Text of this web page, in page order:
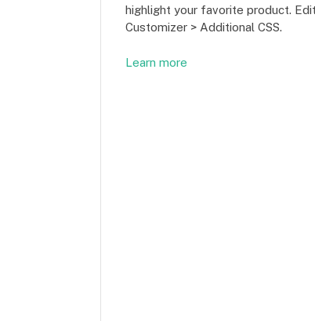
highlight your favorite product.
Customizer > Additional CSS.
Learn more